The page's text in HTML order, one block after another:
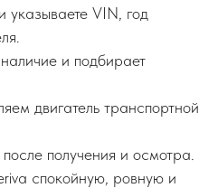
указываете VIN, год
и подбирает
двигатель транспортной
получения и осмотра.
спокойную, ровную и